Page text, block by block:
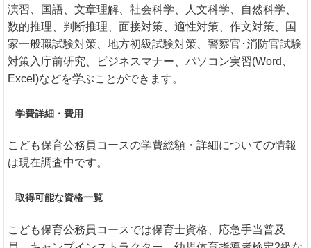
演習、国語、文章理解、社会科学、人文科学、自然科学、
数的推理、判断推理、面接対策、適性対策、作文対策、国
家一般職試験対策、地方初級試験対策、警察官･消防官試験
対策入庁前研究、ビジネスマナー、パソコン実習(Word、
Excel)などを学ぶことができます。
学費詳細・費用
こども保育公務員コースの学費総額・詳細についての情報
は現在調査中です。
取得可能な資格一覧
こども保育公務員コースでは保育士資格、応急手当普及